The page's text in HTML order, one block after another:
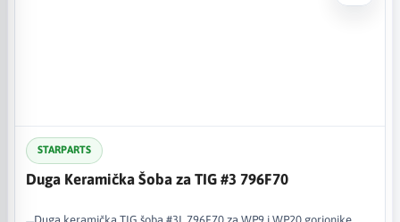
od debljine materijala, pristupa zavaru, položaja zavarivanja i
konfiguracije TIG potrošnih dijelova.
šobu sa odgovarajućim WP9/WP20 gorionikom, stezačem,
STARPARTS
Duga Keramička Šoba za TIG #3 796F70
Duga keramička TIG šoba #3L 796F70 za WP9 i WP20 gorionike.